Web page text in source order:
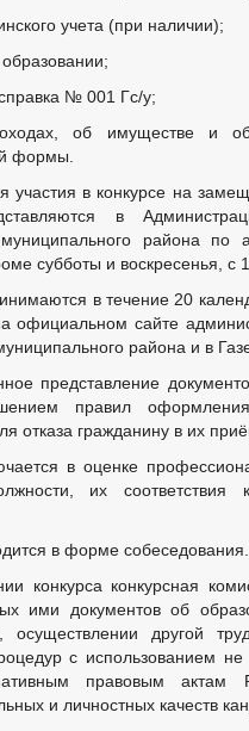
учета (при наличии);
№ 001 Гс/у;
об имуществе и
формы.
участия в конкурсе на
в
муниципального района по
субботы и воскресенья, с
в течение 20
официальном сайте
района и в
представление
правил
отказа гражданину в их
в оценке
их
в форме собеседования.
конкурса конкурсная
ими документов об
осуществлении другой
с использованием
правовым актам
и личностных качеств